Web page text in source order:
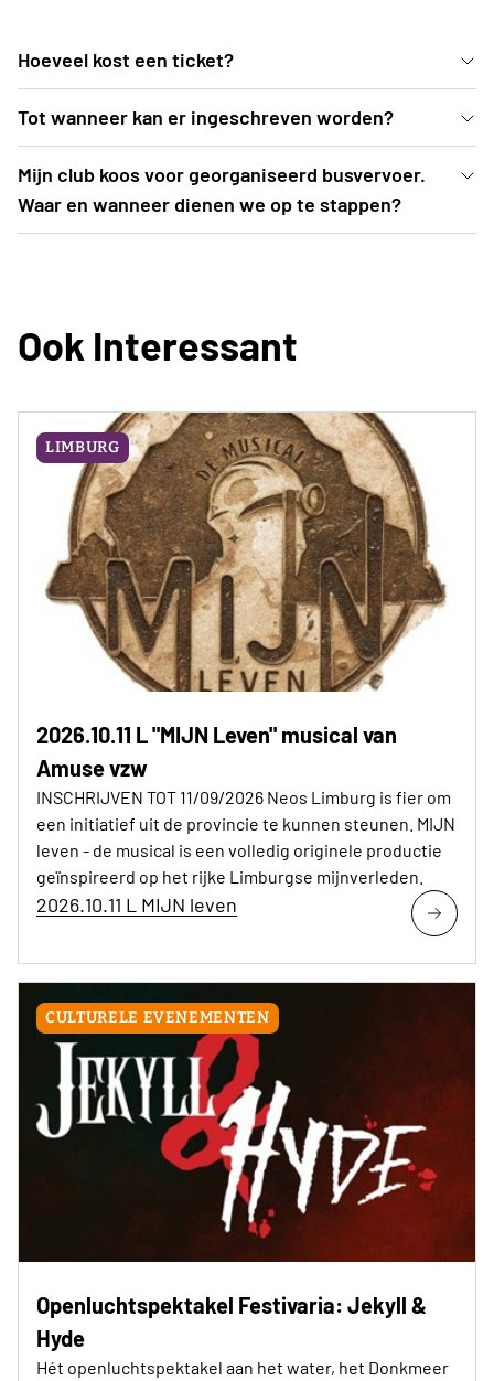
Hoeveel kost een ticket?
Een ticket categorie 1 (= parterre + eerste rijen 1e
balkon) kost 56 EUR. Een ticket categorie 2
bedraagt 46 EUR.
Tot wanneer kan er ingeschreven worden?
Inschrijven kan uiterlijk t.e.m. 2 oktober 2026 of tot
zolang de voorraad strekt (= teller op 0 -> als
deelnemers kom je automatisch op wachtlijst
Mijn club koos voor georganiseerd busvervoer.
Waar en wanneer dienen we op te stappen?
november) ontvangt het clubbestuur de busroute,
Ook Interessant
LIMBURG
2026.10.11 L "MIJN Leven" musical van
Amuse vzw
INSCHRIJVEN TOT 11/09/2026 Neos Limburg is fier om
een initiatief uit de provincie te kunnen steunen. MIJN
leven - de musical is een volledig originele productie
geïnspireerd op het rijke Limburgse mijnverleden.
2026.10.11 L MIJN leven
CULTURELE EVENEMENTEN
Openluchtspektakel Festivaria: Jekyll &
Hyde
Hét openluchtspektakel aan het water, het Donkmeer